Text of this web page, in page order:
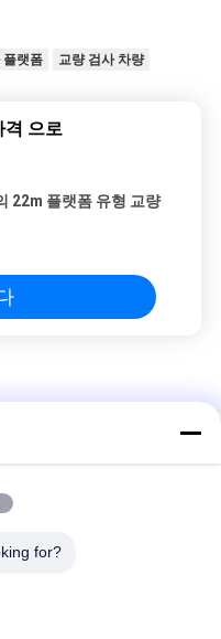
플랫폼 교량 검사 차량
격 으로
22m 플랫폼 유형 교량
인 Underbridge 검사 단위
for?